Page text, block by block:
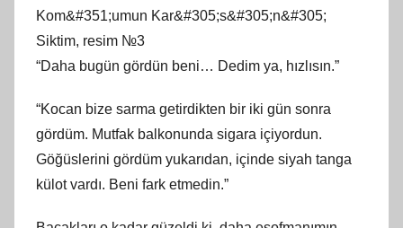
Kom&#351;umun Kar&#305;s&#305;n&#305;
Siktim, resim №3
“Daha bugün gördün beni… Dedim ya, hızlısın.”
“Kocan bize sarma getirdikten bir iki gün sonra
gördüm. Mutfak balkonunda sigara içiyordun.
Göğüslerini gördüm yukarıdan, içinde siyah tanga
külot vardı. Beni fark etmedin.”